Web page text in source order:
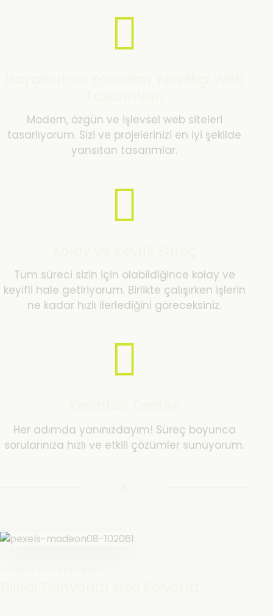
Modern, özgün ve işlevsel web siteleri
tasarlıyorum. Sizi ve projelerinizi en iyi şekilde
yansıtan tasarımlar.
Tüm süreci sizin için olabildiğince kolay ve
keyifli hale getiriyorum. Birlikte çalışırken işlerin
ne kadar hızlı ilerlediğini göreceksiniz.
Her adımda yanınızdayım! Süreç boyunca
sorularınıza hızlı ve etkili çözümler sunuyorum.